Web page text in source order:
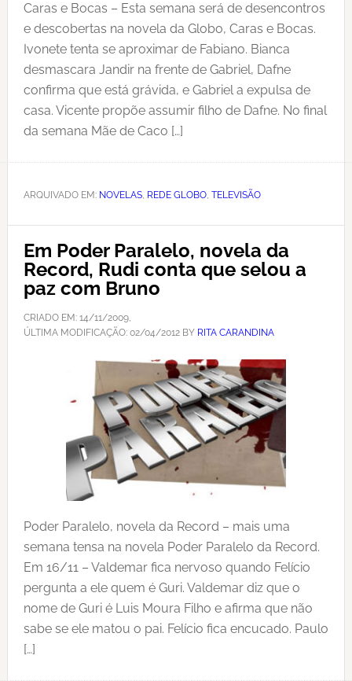
Caras e Bocas – Esta semana será de desencontros
e descobertas na novela da Globo, Caras e Bocas.
Ivonete tenta se aproximar de Fabiano. Bianca
desmascara Jandir na frente de Gabriel, Dafne
confirma que está grávida, e Gabriel a expulsa de
casa. Vicente propõe assumir filho de Dafne. No final
da semana Mãe de Caco […]
ARQUIVADO EM: NOVELAS, REDE GLOBO, TELEVISÃO
Em Poder Paralelo, novela da
Record, Rudi conta que selou a
paz com Bruno
CRIADO EM: 14/11/2009,
ÚLTIMA MODIFICAÇÃO: 02/04/2012BY RITA CARANDINA
Poder Paralelo, novela da Record – mais uma
semana tensa na novela Poder Paralelo da Record.
Em 16/11 – Valdemar fica nervoso quando Felício
pergunta a ele quem é Guri. Valdemar diz que o
nome de Guri é Luis Moura Filho e afirma que não
sabe se ele matou o pai. Felício fica encucado. Paulo
[…]